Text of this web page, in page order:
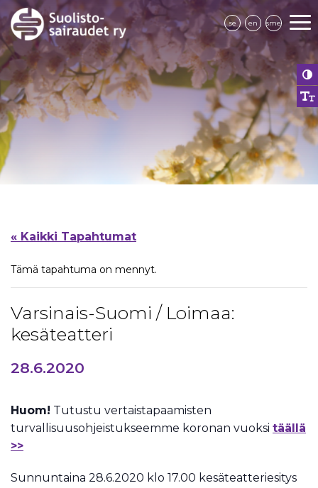
se en sme
« Kaikki Tapahtumat
Tämä tapahtuma on mennyt.
Varsinais-Suomi / Loimaa:
kesäteatteri
28.6.2020
Huom! Tutustu vertaistapaamisten
turvallisuusohjeistukseemme koronan vuoksi täällä
>>
Sunnuntaina 28.6.2020 klo 17.00 kesäteatteriesitys